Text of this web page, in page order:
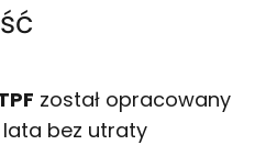
został opracowany
lata bez utraty